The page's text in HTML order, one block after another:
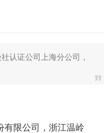
认证公司上海分公司，
有限公司，浙江温岭